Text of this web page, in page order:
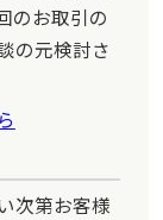
のお取引の
の元検討さ
次第お客様